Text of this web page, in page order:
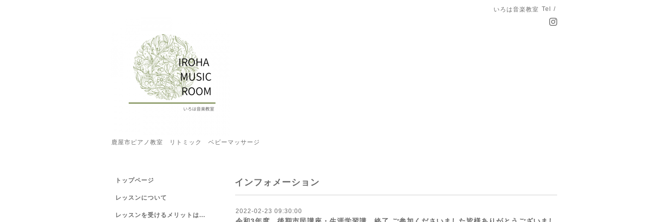
いろは音楽教室 Tel /
鹿屋市ピアノ教室 リトミック ベビーマッサージ
インフォメーション
2022-02-23 09:30:00
トップページ
レッスンについて
レッスンを受けるメリットは...